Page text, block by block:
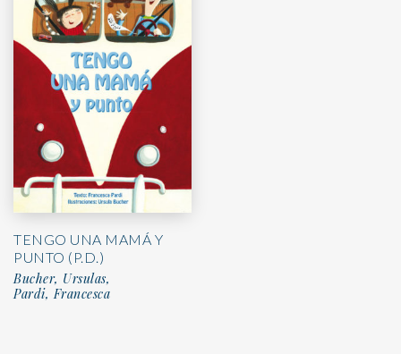
TENGO UNA MAMÁ Y
PUNTO (P.D.)
Bucher, Ursulas,
Pardi, Francesca